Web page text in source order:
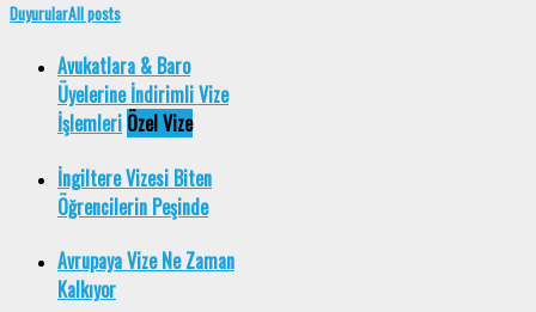
DuyurularAll posts
Avukatlara & Baro
Üyelerine İndirimli Vize
İşlemleri Özel Vize
İngiltere Vizesi Biten
Öğrencilerin Peşinde
Avrupaya Vize Ne Zaman
Kalkıyor